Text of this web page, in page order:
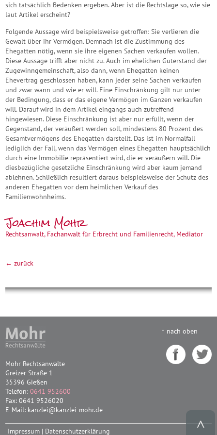
sich tatsächlich Bedenken ergeben. Aber ist die Rechtslage so, wie sie
laut Artikel erscheint?
Folgende Aussage wird beispielsweise getroffen: Sie verlieren die
Gewalt über ihr Vermögen. Demnach ist die Zustimmung des
Ehegatten nötig, wenn sie ihre eigenen Sachen verkaufen wollen.
Diese Aussage trifft aber nicht zu. Auch im ehelichen Güterstand der
Zugewinngemeinschaft, also dann, wenn Ehegatten keinen
Ehevertrag geschlossen haben, kann jeder seine Sachen verkaufen
und zwar wann und wie er will. Eine Einschränkung gilt nur unter
der Bedingung, dass er das eigene Vermögen im Ganzen verkaufen
will. Darauf wird in dem Artikel eingangs auch zutreffend
hingewiesen. Diese Einschränkung ist aber nur erfüllt, wenn der
Gegenstand, der veräußert werden soll, mindestens 80 Prozent des
Gesamtvermögens des Ehegatten darstellt. Das ist im Normalfall
lediglich der Fall, wenn das Vermögen eines Ehegatten hauptsächlich
durch eine Immobilie repräsentiert wird, die er veräußern will. Die
diesbezügliche gesetzliche Einschränkung wird aber kaum jemand
ablehnen. Schließlich resultiert daraus beispielsweise der Schutz des
anderen Ehegatten vor dem heimlichen Verkauf des
Familienwohnheims.
Joachim Mohr
Rechtsanwalt, Fachanwalt für Erbrecht und Familienrecht, Mediator
← zurück
↑ nach oben
Mohr Rechtsanwälte
Greizer Straße 1
35396 Gießen
Telefon:0641 952600
Fax: 0641 9526020
E-Mail: kanzlei@kanzlei-mohr.de
Impressum | Datenschutzerklärung